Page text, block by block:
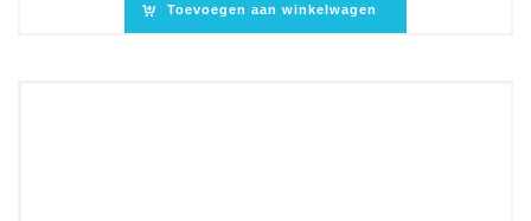
Toevoegen aan winkelwagen